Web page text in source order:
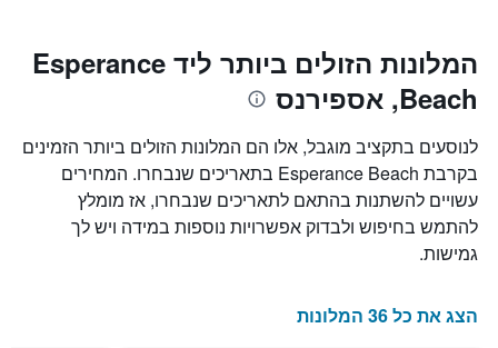
המלונות הזולים ביותר ליד Esperance
Beach, אספירנס
לנוסעים בתקציב מוגבל, אלו הם המלונות הזולים ביותר הזמינים
בקרבת Esperance Beach בתאריכים שנבחרו. המחירים
עשויים להשתנות בהתאם לתאריכים שנבחרו, אז מומלץ
להתמש בחיפוש ולבדוק אפשרויות נוספות במידה ויש לך
גמישות.
הצג את כל 36 המלונות